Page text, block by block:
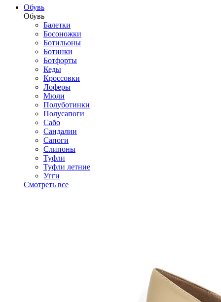
Обувь
Обувь
Балетки
Босоножки
Ботильоны
Ботинки
Ботфорты
Кеды
Кроссовки
Лоферы
Мюли
Полуботинки
Полусапоги
Сабо
Сандалии
Сапоги
Слипоны
Туфли
Туфли летние
Угги
Смотреть все